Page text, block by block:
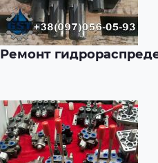
Ремонт